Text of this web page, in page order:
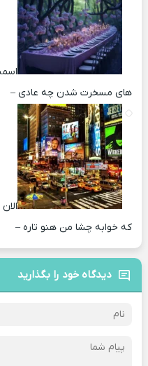
های مسخرت شدن چه عادی –
که خوابه چشا من هنو تاره –
دیدگاه خود را بگذارید